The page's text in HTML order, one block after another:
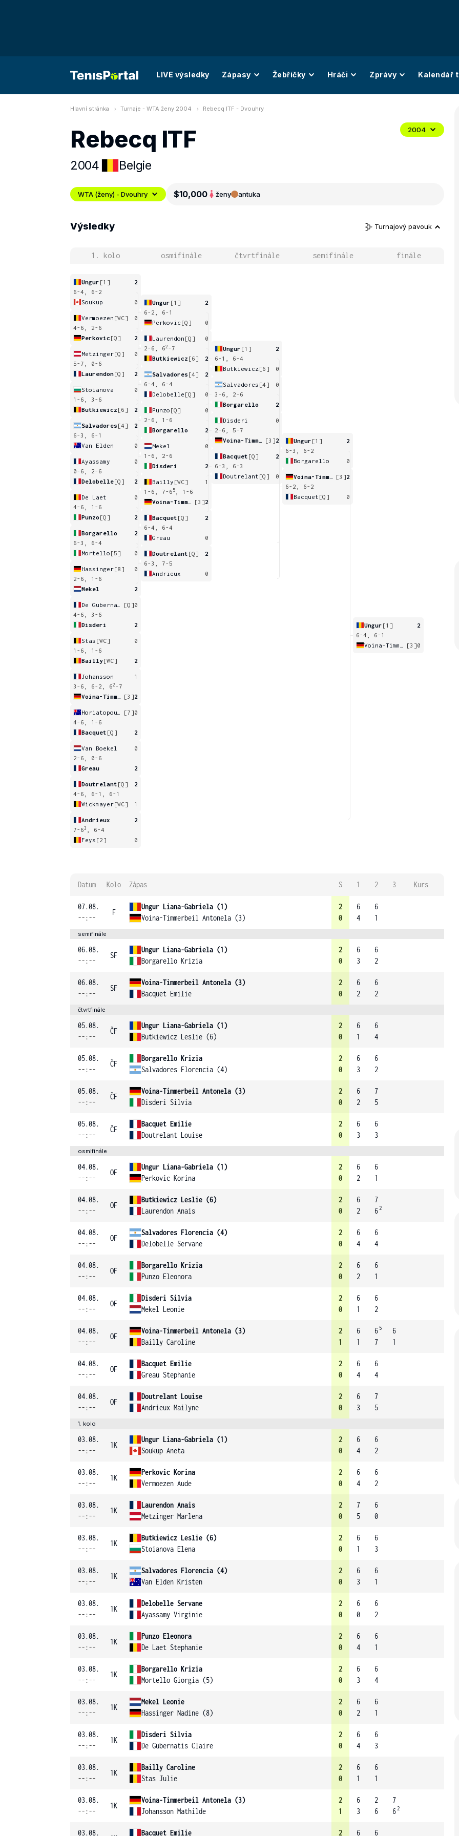
LIVE výsledky Zápasy Žebříčky Hráči Zprávy Kalendář
Hlavní stránka Turnaje - WTA ženy 2004 Rebecq ITF - Dvouhry
Rebecq ITF
2004 Belgie
2004
WTA (ženy) - Dvouhry $10,000 ženy antuka
Výsledky Turnajový pavouk
1. kolo osmifinále čtvrtfinále semifinále finále
Ungur [1]
2
6-4, 6-2
Soukup
0
Vermoezen [WC]
0
4-6, 2-6
Perkovic [Q] 2
Metzinger[Q]
0
5-7, 0-6
Laurendon[Q] 2
Stoianova
0
1-6, 3-6
Butkiewicz [6] 2
Salvadores [4]
2
6-3, 6-1
Van Elden
0
Ayassamy
0
0-6, 2-6
Delobelle[Q] 2
De Laet
0
4-6, 1-6
Punzo [Q] 2
Borgarello
2
6-3, 6-4
Mortello [5] 0
Hassinger[8]
0
2-6, 1-6
Mekel
2
[Q]0
4-6, 3-6
Disderi
2
Stas [WC]
0
1-6, 1-6
Bailly[WC] 2
Johansson
1
3-6, 6-2, 62 -7
[3]2
[7]0
4-6, 1-6
Bacquet [Q] 2
Van Boekel
0
2-6, 0-6
Greau
2
Doutrelant [Q]
2
4-6, 6-1, 6-1
Wickmayer[WC] 1
Andrieux
2
7-63
, 6-4
Feys [2] 0
Ungur [1]
2
6-2, 6-1
Perkovic [Q] 0
Laurendon [Q]
0
2-6, 62 -7
Butkiewicz [6] 2
Salvadores [4]
2
6-4, 6-4
Delobelle [Q] 0
Punzo [Q]
0
2-6, 1-6
Borgarello
2
Mekel
0
1-6, 2-6
Disderi
2
Bailly [WC]
1
1-6, 7-6 5
, 1-6
[3]2
Bacquet [Q]
2
6-4, 6-4
Greau
0
Doutrelant [Q]
2
6-3, 7-5
Andrieux
0
Ungur [1]
2
6-1, 6-4
Butkiewicz [6] 0
Salvadores [4]
0
3-6, 2-6
Borgarello
2
Disderi
0
2-6, 5-7
[3]2
Bacquet [Q]
2
6-3, 6-3
Doutrelant [Q] 0
Ungur [1]
2
6-3, 6-2
Borgarello
0
[3]2
6-2, 6-2
Bacquet [Q] 0
Ungur [1]
2
6-4, 6-1
[3]0
Datum Kolo Zápas S 1 2 3 Kurs
07.08.
--:--
F
Ungur Liana-Gabriela (1)
Voina-Timmerbeil Antonela (3)
2
0
6
4
6
1
semifinále
06.08.
--:--
SF
Ungur Liana-Gabriela (1)
Borgarello Krizia
2
0
6
3
6
2
06.08.
--:--
SF
Voina-Timmerbeil Antonela (3)
Bacquet Emilie
2
0
6
2
6
2
čtvrtfinále
05.08.
--:--
ČF
Ungur Liana-Gabriela (1)
Butkiewicz Leslie (6)
2
0
6
1
6
4
05.08.
--:--
ČF
Borgarello Krizia
Salvadores Florencia (4)
2
0
6
3
6
2
05.08.
--:--
ČF
Voina-Timmerbeil Antonela (3)
Disderi Silvia
2
0
6
2
7
5
05.08.
--:--
ČF
Bacquet Emilie
Doutrelant Louise
2
0
6
3
6
3
osmifinále
04.08.
--:--
OF
Ungur Liana-Gabriela (1)
Perkovic Korina
2
0
6
2
6
1
04.08.
--:--
OF
Butkiewicz Leslie (6)
Laurendon Anais
2
0
6
2
7
62
04.08.
--:--
OF
Salvadores Florencia (4)
Delobelle Servane
2
0
6
4
6
4
04.08.
--:--
OF
Borgarello Krizia
Punzo Eleonora
2
0
6
2
6
1
04.08.
--:--
OF
Disderi Silvia
Mekel Leonie
2
0
6
1
6
2
04.08.
--:--
OF
Voina-Timmerbeil Antonela (3)
Bailly Caroline
2
1
6
1
6 5
7
6
1
04.08.
--:--
OF
Bacquet Emilie
Greau Stephanie
2
0
6
4
6
4
04.08.
--:--
OF
Doutrelant Louise
Andrieux Mailyne
2
0
6
3
7
5
1. kolo
03.08.
--:--
1K
Ungur Liana-Gabriela (1)
Soukup Aneta
2
0
6
4
6
2
03.08.
--:--
1K
Perkovic Korina
Vermoezen Aude
2
0
6
4
6
2
03.08.
--:--
1K
Laurendon Anais
Metzinger Marlena
2
0
7
5
6
0
03.08.
--:--
1K
Butkiewicz Leslie (6)
Stoianova Elena
2
0
6
1
6
3
03.08.
--:--
1K
Salvadores Florencia (4)
Van Elden Kristen
2
0
6
3
6
1
03.08.
--:--
1K
Delobelle Servane
Ayassamy Virginie
2
0
6
0
6
2
03.08.
--:--
1K
Punzo Eleonora
De Laet Stephanie
2
0
6
4
6
1
03.08.
--:--
1K
Borgarello Krizia
Mortello Giorgia (5)
2
0
6
3
6
4
03.08.
--:--
1K
Mekel Leonie
Hassinger Nadine (8)
2
0
6
2
6
1
03.08.
--:--
1K
Disderi Silvia
De Gubernatis Claire
2
0
6
4
6
3
03.08.
--:--
1K
Bailly Caroline
Stas Julie
2
0
6
1
6
1
03.08.
--:--
1K
Voina-Timmerbeil Antonela (3)
Johansson Mathilde
2
1
6
3
2
6
7
62
03.08. Bacquet Emilie 2 6 6